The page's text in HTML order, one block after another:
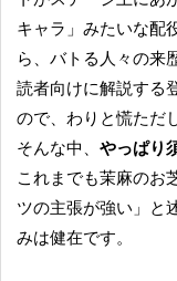
キャラ」みたいな配
ら、バトる人々の来
読者向けに解説する
ので、わりと慌ただ
そんな中、 やっぱり
これまでも茉麻のお
ツの主張が強い」と
みは健在です。